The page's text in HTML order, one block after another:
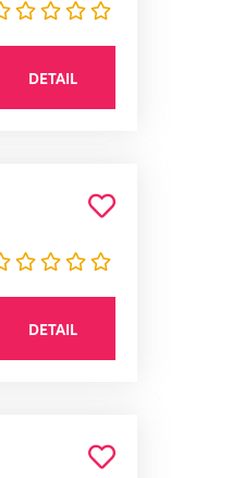
DETAIL
DETAIL